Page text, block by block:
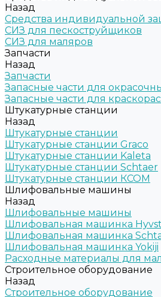
Назад
Средства индивидуальной
СИЗ для пескоструйщиков
СИЗ для маляров
Запчасти
Назад
Запчасти
Запасные части для
Запасные части для
Штукатурные станции
Назад
Штукатурные станции
Штукатурные станции Graco
Штукатурные станции Kaleta
Штукатурные станции Schtaer
Штукатурные станции КСОМ
Шлифовальные машины
Назад
Шлифовальные машины
Шлифовальная машинка Hyvst
Шлифовальная машинка
Шлифовальная машинка Yokiji
Расходные материалы для
Строительное оборудование
Назад
Строительное оборудование